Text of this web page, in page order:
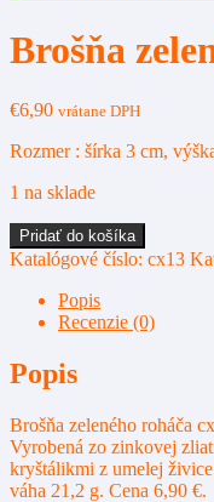
Brošňa
€6,90 vrátane DPH
Rozmer : šírka 3 cm,
1 na sklade
množstvo
Brošňa
zeleného
roháča
cx13
Pridať do košíka
Katalógové číslo: cx13
Popis
Recenzie (0)
Popis
Brošňa zeleného roháča
Vyrobená zo zinkovej
kryštálikmi z umelej
váha 21,2 g. Cena 6,90 €.